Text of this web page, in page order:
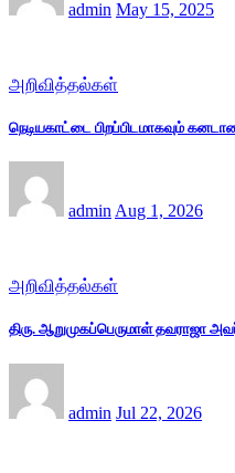
admin May 15, 2025
அறிவித்தல்கள்
நெடியகாட்டை பிறப்பிடமாகவும்
admin Aug 1, 2026
அறிவித்தல்கள்
திரு. ஆறுமுகப்பெருமாள் தவராஜா
admin Jul 22, 2026